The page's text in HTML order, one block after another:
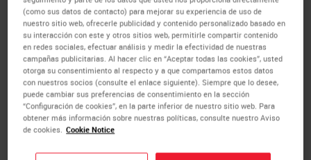
Pathways to clinical
implementation
About the presenter
Keith Wharton , MD PhD FCAP
(como sus datos de contacto) para mejorar su experiencia de uso de
nuestro sitio web, ofrecerle publicidad y contenido personalizado basado en
su interacción con este y otros sitios web, permitirle compartir contenido
en redes sociales, efectuar análisis y medir la efectividad de nuestras
campañas publicitarias. Al hacer clic en “Aceptar todas las cookies”, usted
otorga su consentimiento al respecto y a que compartamos estos datos
con nuestros socios (consulte el enlace siguiente). Siempre que lo desee,
puede cambiar sus preferencias de consentimiento en la sección
“Configuración de cookies”, en la parte inferior de nuestro sitio web. Para
obtener más información sobre nuestras políticas, consulte nuestro Aviso
de cookies.
Cookie Notice